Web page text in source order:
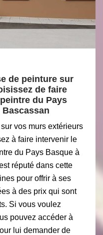
de peinture sur
de faire
du Pays
Bascassan
vos murs extérieurs
à faire intervenir le
du Pays Basque à
réputé dans cette
pour offrir à ses
à des prix qui sont
Si vous voulez
pouvez accéder à
lui demander de